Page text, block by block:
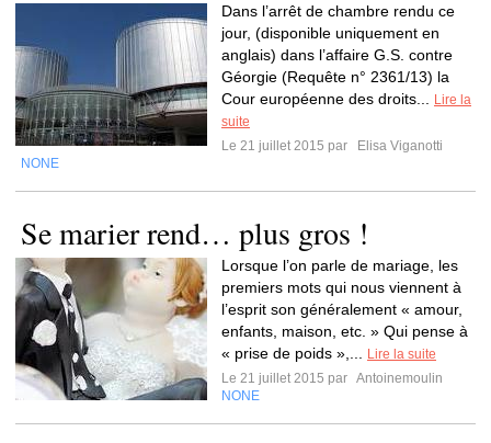
Dans l’arrêt de chambre rendu ce
jour, (disponible uniquement en
anglais) dans l’affaire G.S. contre
Géorgie (Requête n° 2361/13) la
Cour européenne des droits...
Lire la
suite
Le 21 juillet 2015 par
Elisa Viganotti
NONE
Se marier rend… plus gros !
Lorsque l’on parle de mariage, les
premiers mots qui nous viennent à
l’esprit son généralement « amour,
enfants, maison, etc. » Qui pense à
« prise de poids »,...
Lire la suite
Le 21 juillet 2015 par Antoinemoulin
NONE